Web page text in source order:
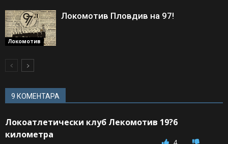
Локомотив
Локомотив Пловдив на 97!
9 КОМЕНТАРА
Локоатлетически клуб Лекомотив 19?6
километра